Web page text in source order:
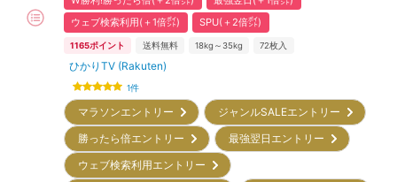
ウェブ検索利用(＋1倍㌽)
SPU(＋2倍㌽)
1165ポイント 送料無料 18kg～35kg 72枚入
ひかりTV (Rakuten)
1件
マラソンエントリー
ジャンルSALEエントリー
勝ったら倍エントリー
最強翌日エントリー
ウェブ検索利用エントリー